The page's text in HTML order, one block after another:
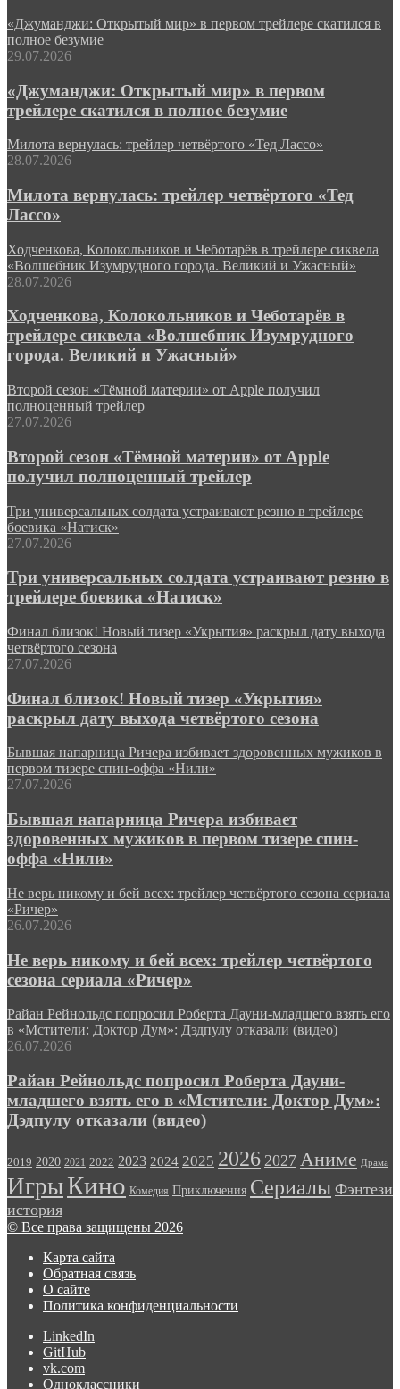
«Джуманджи: Открытый мир» в первом трейлере скатился в
полное безумие
29.07.2026
«Джуманджи: Открытый мир» в первом
трейлере скатился в полное безумие
Милота вернулась: трейлер четвёртого «Тед Лассо»
28.07.2026
Милота вернулась: трейлер четвёртого «Тед
Лассо»
Ходченкова, Колокольников и Чеботарёв в трейлере сиквела
«Волшебник Изумрудного города. Великий и Ужасный»
28.07.2026
Ходченкова, Колокольников и Чеботарёв в
трейлере сиквела «Волшебник Изумрудного
города. Великий и Ужасный»
Второй сезон «Тёмной материи» от Apple получил
полноценный трейлер
27.07.2026
Второй сезон «Тёмной материи» от Apple
получил полноценный трейлер
Три универсальных солдата устраивают резню в трейлере
боевика «Натиск»
27.07.2026
Три универсальных солдата устраивают резню в
трейлере боевика «Натиск»
Финал близок! Новый тизер «Укрытия» раскрыл дату выхода
четвёртого сезона
27.07.2026
Финал близок! Новый тизер «Укрытия»
раскрыл дату выхода четвёртого сезона
Бывшая напарница Ричера избивает здоровенных мужиков в
первом тизере спин-оффа «Нили»
27.07.2026
Бывшая напарница Ричера избивает
здоровенных мужиков в первом тизере спин-
оффа «Нили»
Не верь никому и бей всех: трейлер четвёртого сезона сериала
«Ричер»
26.07.2026
Не верь никому и бей всех: трейлер четвёртого
сезона сериала «Ричер»
Райан Рейнольдс попросил Роберта Дауни-младшего взять его
в «Мстители: Доктор Дум»: Дэдпулу отказали (видео)
26.07.2026
Райан Рейнольдс попросил Роберта Дауни-
младшего взять его в «Мстители: Доктор Дум»:
Дэдпулу отказали (видео)
2019 2020 2021 2022 2023 2024 2025 2026 2027 Аниме Драма
ИгрыКино Комедия Приключения Сериалы Фэнтези
история
© Все права защищены 2026
Карта сайта
Обратная связь
О сайте
Политика конфиденциальности
LinkedIn
GitHub
vk.com
Одноклассники